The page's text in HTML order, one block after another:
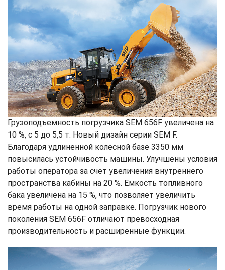
Грузоподъемность погрузчика SEM 656F увеличена на
10 %, с 5 до 5,5 т. Новый дизайн серии SEM F.
Благодаря удлиненной колесной базе 3350 мм
повысилась устойчивость машины. Улучшены условия
работы оператора за счет увеличения внутреннего
пространства кабины на 20 %. Емкость топливного
бака увеличена на 15 %, что позволяет увеличить
время работы на одной заправке. Погрузчик нового
поколения SEM 656F отличают превосходная
производительность и расширенные функции.